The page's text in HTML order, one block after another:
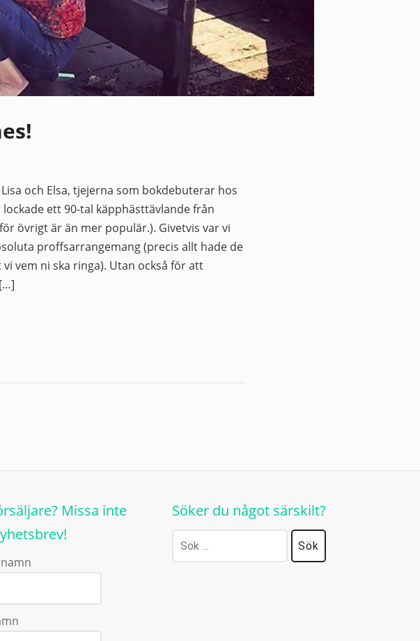
och Elsa, tjejerna som bokdebuterar hos
ett 90-tal käpphästtävlande från
övrigt är än mer populär.). Givetvis var vi
proffsarrangemang (precis allt hade de
vem ni ska ringa). Utan också för att
Missa inte
Söker du något särskilt?
Sök
efter: